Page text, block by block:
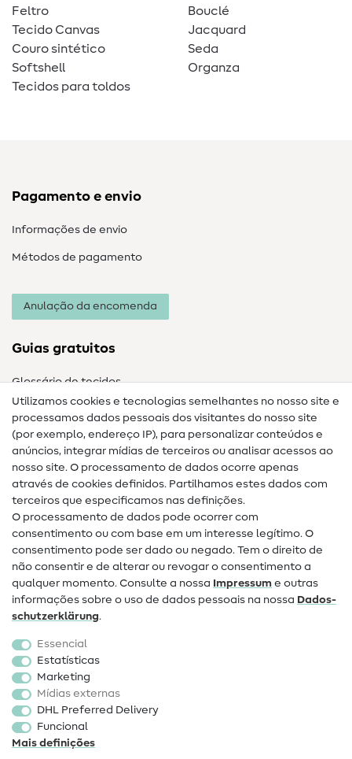
Feltro
Tecido Canvas
Couro sintético
Softshell
Tecidos para toldos
Bouclé
Jacquard
Seda
Organza
Pagamento e envio
Informações de envio
Métodos de pagamento
Anulação da encomenda
Guias gratuitos
Glossário de tecidos
Guias de costura
Ajuda e contacto
Contacto
Mudança de proprietário
Perguntas frequentes (FAQ)
Direito de cancelamento
Popular
Tecidos
Acessórios de costura
Promoção
Utilizamos cookies e tecnologias semelhantes no nosso site e
processamos dados pessoais dos visitantes do nosso site
(por exemplo, endereço IP), para personalizar conteúdos e
anúncios, integrar mídias de terceiros ou analisar acessos ao
nosso site. O processamento de dados ocorre apenas
através de cookies definidos. Partilhamos estes dados com
terceiros que especificamos nas definições.
O processamento de dados pode ocorrer com
consentimento ou com base em um interesse legítimo. O
consentimento pode ser dado ou negado. Tem o direito de
não consentir e de alterar ou revogar o consentimento a
qualquer momento. Consulte a nossa Impressum e outras
informações sobre o uso de dados pessoais na nossa Dados­
schutz­erklärung.
Essencial
Estatísticas
Marketing
Mídias externas
DHL Preferred Delivery
Funcional
Mais definições